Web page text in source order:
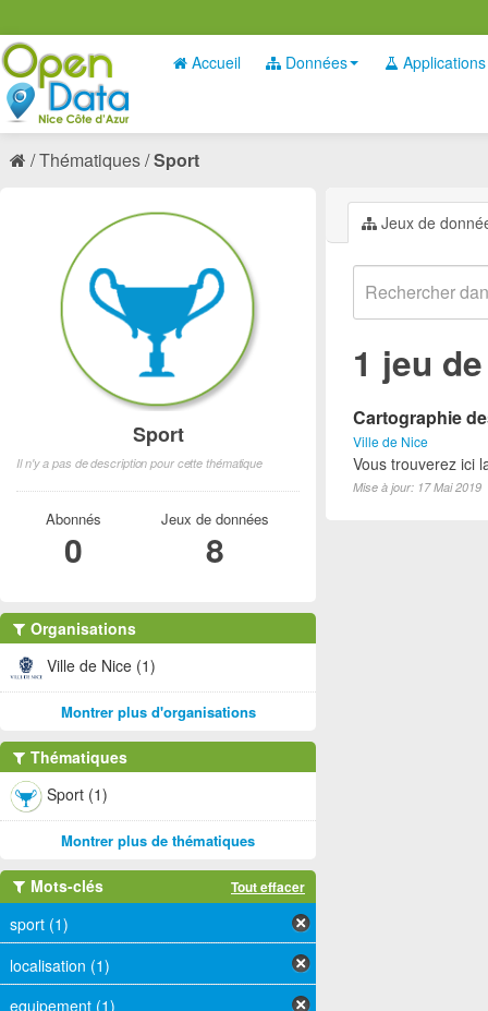
Accueil Données Applications
Thématiques Sport
Jeux de
1 jeu
Cartographie
Ville de Nice
Vous trouverez ici
Mise à jour: 17 Mai 2019
Sport
Il n'y a pas de description pour cette thématique
Abonnés
0
Jeux de données
8
Organisations
Ville de Nice (1)
Montrer plus d'organisations
Thématiques
Sport (1)
Montrer plus de thématiques
Mots-clés Tout effacer
sport (1)
localisation (1)
equipement (1)